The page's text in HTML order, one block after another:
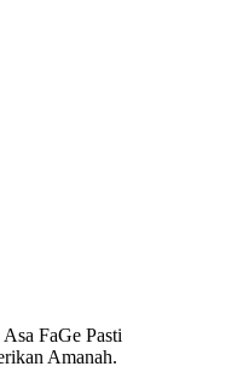
FaGe Pasti
Amanah.